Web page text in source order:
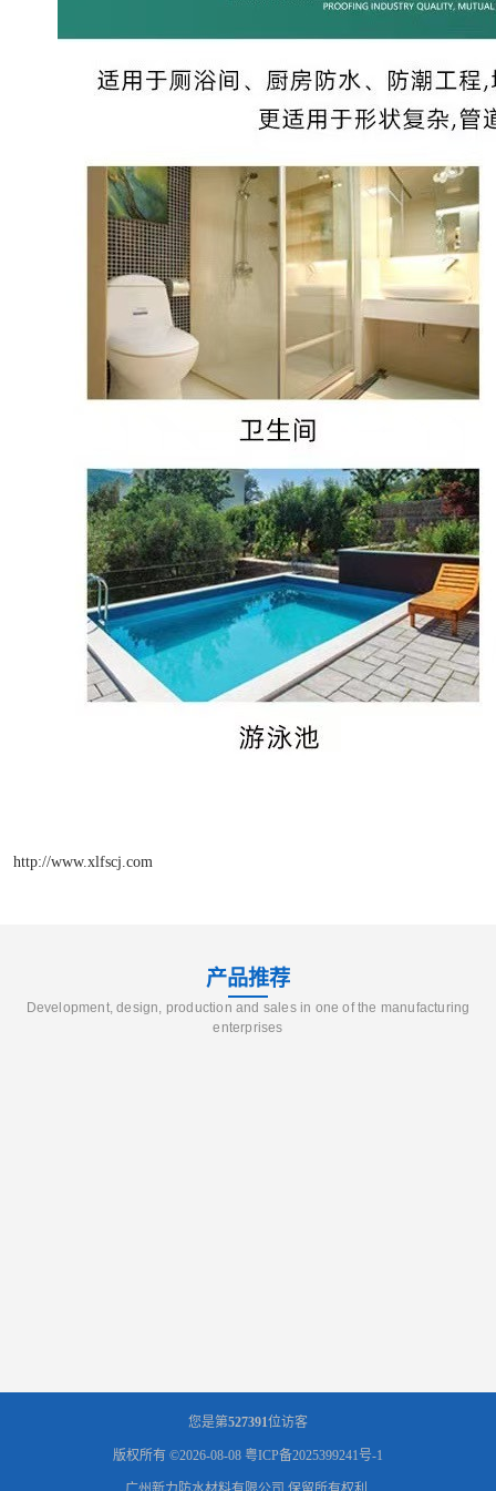
http://www.xlfscj.com
产品推荐
Development, design, production and sales in one of the manufacturing
enterprises
您是第527391位访客
版权所有 ©2026-08-08 粤ICP备2025399241号-1